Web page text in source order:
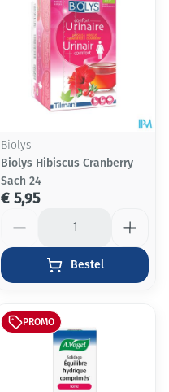
Biolys
Biolys Hibiscus Cranberry
Sach 24
€ 5,95
Bestel
PROMO